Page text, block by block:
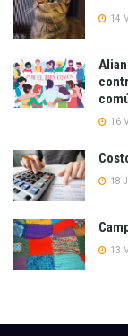
14
16
18
13